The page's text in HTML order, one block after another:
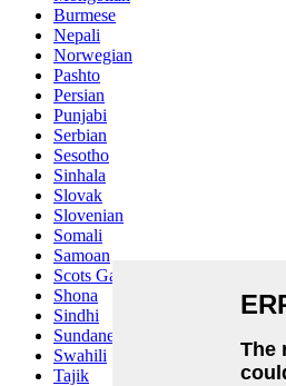
Burmese
Nepali
Norwegian
Pashto
Persian
Punjabi
Serbian
Sesotho
Sinhala
Slovak
Slovenian
Somali
Samoan
Scots Gaelic
Shona
Sindhi
Sundanese
Swahili
Tajik